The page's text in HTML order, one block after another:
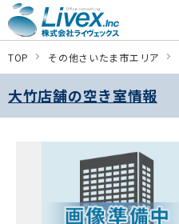
TOP その他さいたま市エリア
大竹店舗の空き室情報